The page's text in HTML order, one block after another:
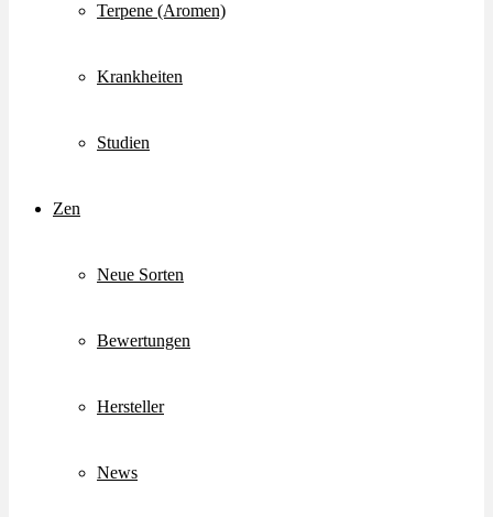
Terpene (Aromen)
Krankheiten
Studien
Zen
Neue Sorten
Bewertungen
Hersteller
News